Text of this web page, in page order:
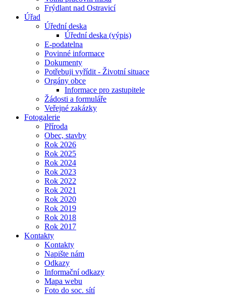
Frýdlant nad Ostravicí
Úřad
Úřední deska
Úřední deska (výpis)
E-podatelna
Povinné informace
Dokumenty
Potřebuji vyřídit - Životní situace
Orgány obce
Informace pro zastupitele
Žádosti a formuláře
Veřejné zakázky
Fotogalerie
Příroda
Obec, stavby
Rok 2026
Rok 2025
Rok 2024
Rok 2023
Rok 2022
Rok 2021
Rok 2020
Rok 2019
Rok 2018
Rok 2017
Kontakty
Kontakty
Napište nám
Odkazy
Informační odkazy
Mapa webu
Foto do soc. sítí